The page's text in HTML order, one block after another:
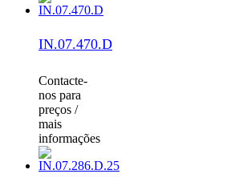
IN.07.470.D
Contacte-
nos para
preços /
mais
informações